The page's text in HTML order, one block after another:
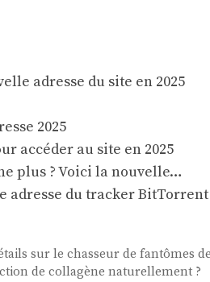
adresse du site en 2025
2025
accéder au site en 2025
plus ? Voici la nouvelle…
adresse du tracker BitTorrent
sur le chasseur de fantômes
de collagène naturellement ?